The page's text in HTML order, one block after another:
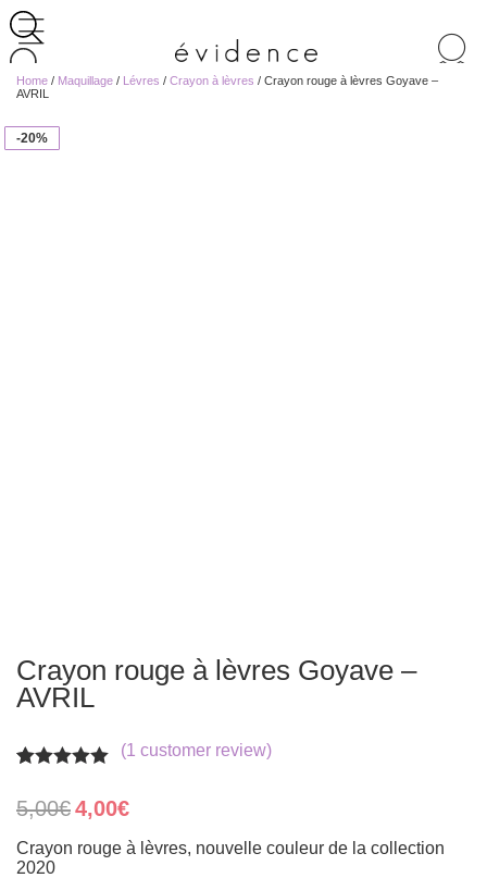
de
produits
Home / Maquillage / Lévres / Crayon à lèvres / Crayon rouge à lèvres Goyave –
AVRIL
-20%
Crayon rouge à lèvres Goyave –
AVRIL
out of 5
based on
rating
(1 customer review)
5,00€ Original
price
was:
5,00€.
4,00€Current
is:
Crayon rouge à lèvres, nouvelle couleur de la collection
2020